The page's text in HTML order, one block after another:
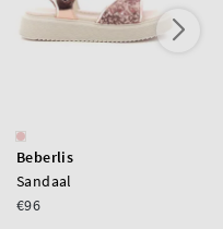
Beberlis
Sandaal
€96